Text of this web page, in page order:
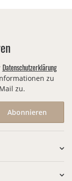
Datenschutzerklärung
zu
zu.
Abonnieren